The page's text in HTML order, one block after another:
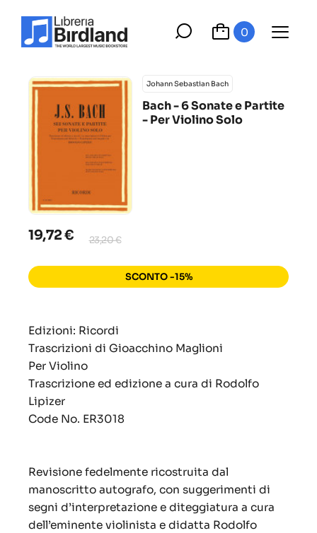
0
Johann Sebastian Bach
Bach - 6 Sonate e Partite
- Per Violino Solo
19,72 € 23,20 €
SCONTO -15%
Edizioni: Ricordi
Trascrizioni di Gioacchino Maglioni
Per Violino
Trascrizione ed edizione a cura di Rodolfo
Lipizer
Code No. ER3018
Revisione fedelmente ricostruita dal
manoscritto autografo, con suggerimenti di
segni d’interpretazione e diteggiatura a cura
dell’eminente violinista e didatta Rodolfo